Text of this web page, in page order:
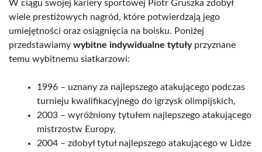
W ciągu swojej kariery sportowej Piotr Gruszka zdobył
wiele prestiżowych nagród, które potwierdzają jego
umiejętności oraz osiągnięcia na boisku. Poniżej
przedstawiamy wybitne indywidualne tytułyprzyznane
temu wybitnemu siatkarzowi:
1996 – uznany za najlepszego atakującego podczas
turnieju kwalifikacyjnego do igrzysk olimpijskich,
2003 – wyróżniony tytułem najlepszego atakującego
mistrzostw Europy,
2004 – zdobył tytuł najlepszego atakującego w Lidze